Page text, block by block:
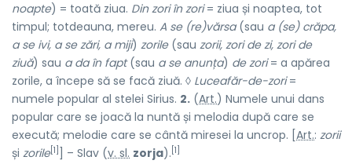
noapte) = toată ziua. Din zori în zori= ziua și noaptea, tot
timpul; totdeauna, mereu. A se (re)vărsa(sau a (se) crăpa,
a se ivi, a se zări, a miji) zorile(sau zorii, zori de zi, zori de
ziuă) sau a da în fapt(sau a se anunța) de zori= a apărea
zorile, a începe să se facă ziuă. ◊ Luceafăr-de-zori=
numele popular al stelei Sirius. 2. (Art.) Numele unui dans
popular care se joacă la nuntă și melodia după care se
execută; melodie care se cântă miresei la uncrop. [ Art.: zorii
și zorile[1] ] – Slav (v. sl. zorja). [1]